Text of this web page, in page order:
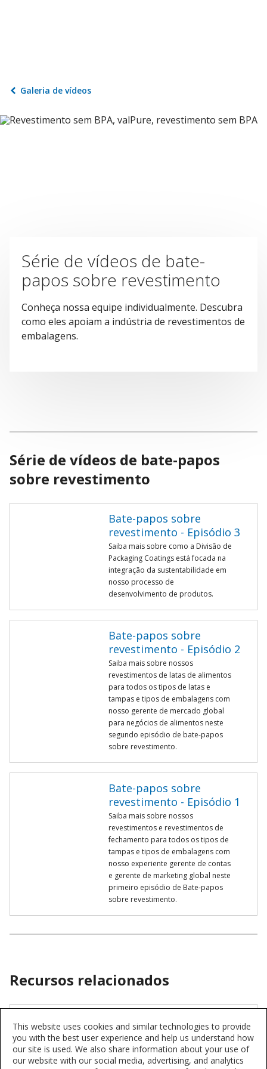
Galeria de vídeos
Série de vídeos de bate-
papos sobre revestimento
Conheça nossa equipe individualmente. Descubra
como eles apoiam a indústria de revestimentos de
embalagens.
Série de vídeos de bate-papos
sobre revestimento
Bate-papos sobre
revestimento - Episódio 3
Saiba mais sobre como a Divisão de
Packaging Coatings está focada na
integração da sustentabilidade em
nosso processo de
desenvolvimento de produtos.
Bate-papos sobre
revestimento - Episódio 2
Saiba mais sobre nossos
revestimentos de latas de alimentos
para todos os tipos de latas e
tampas e tipos de embalagens com
nosso gerente de mercado global
para negócios de alimentos neste
segundo episódio de bate-papos
sobre revestimento.
Bate-papos sobre
revestimento - Episódio 1
Saiba mais sobre nossos
revestimentos e revestimentos de
fechamento para todos os tipos de
tampas e tipos de embalagens com
nosso experiente gerente de contas
e gerente de marketing global neste
primeiro episódio de Bate-papos
sobre revestimento.
Recursos relacionados
Inovação
A Sherwin-Williams é líder no setor,
com mais de 400 patentes, incluindo
49 patentes sem BPA*.
This website uses cookies and similar technologies to provide
you with the best user experience and help us understand how
our site is used. We also share information about your use of
our website with our social media, advertising, and analytics